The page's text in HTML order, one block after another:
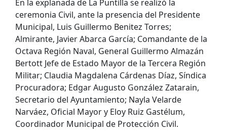
En la explanada de La Puntilla se realizó la
ceremonia Civil, ante la presencia del Presidente
Municipal, Luis Guillermo Benitez Torres;
Almirante, Javier Abarca García; Comandante de la
Octava Región Naval, General Guillermo Almazán
Bertott Jefe de Estado Mayor de la Tercera Región
Militar; Claudia Magdalena Cárdenas Díaz, Síndica
Procuradora; Edgar Augusto González Zatarain,
Secretario del Ayuntamiento; Nayla Velarde
Narváez, Oficial Mayor y Eloy Ruiz Gastélum,
Coordinador Municipal de Protección Civil.